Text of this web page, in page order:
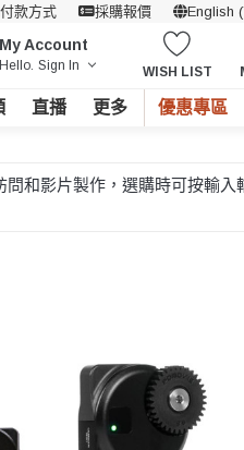
付款方式 採購報價 English
My Account
Hello. Sign In WISH LIST
直播 更多 優惠專區
和影片製作，選購時可按輸入